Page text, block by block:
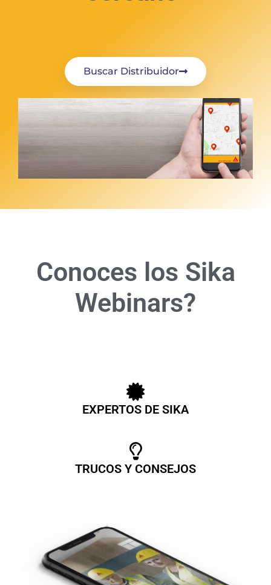
Buscar Distribuidor
Conoces los Sika
Webinars?
EXPERTOS DE SIKA
TRUCOS Y CONSEJOS